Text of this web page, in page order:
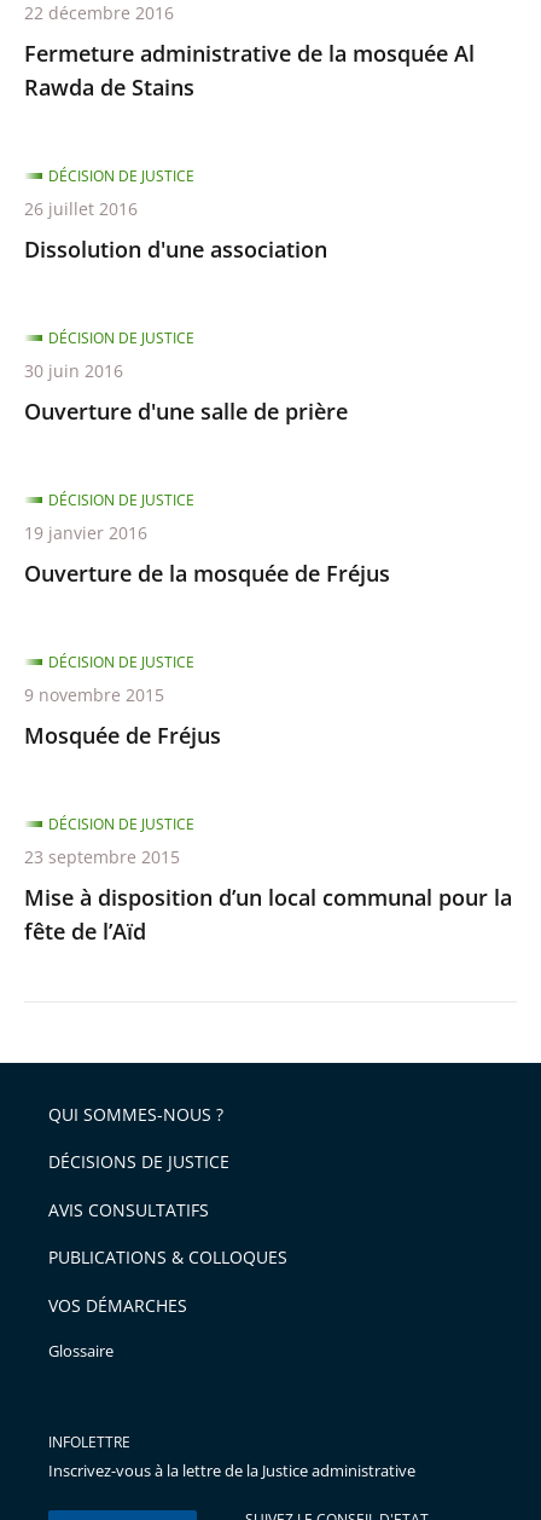
Fermeture administrative de la mosquée Al
Rawda de Stains
22 décembre 2016
Dissolution d'une association
DÉCISION DE JUSTICE
26 juillet 2016
Ouverture d'une salle de prière
DÉCISION DE JUSTICE
30 juin 2016
Ouverture de la mosquée de Fréjus
DÉCISION DE JUSTICE
19 janvier 2016
Mosquée de Fréjus
DÉCISION DE JUSTICE
9 novembre 2015
Mise à disposition d’un local communal pour la
fête de l’Aïd
DÉCISION DE JUSTICE
23 septembre 2015
QUI SOMMES-NOUS ?
DÉCISIONS DE JUSTICE
AVIS CONSULTATIFS
PUBLICATIONS & COLLOQUES
VOS DÉMARCHES
Glossaire
INFOLETTRE
Inscrivez-vous à la lettre de la Justice administrative